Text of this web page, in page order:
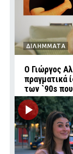
ΔΙΛΗΜΜΑΤΑ
Ο Γιώργος
πραγματικά
των `90s